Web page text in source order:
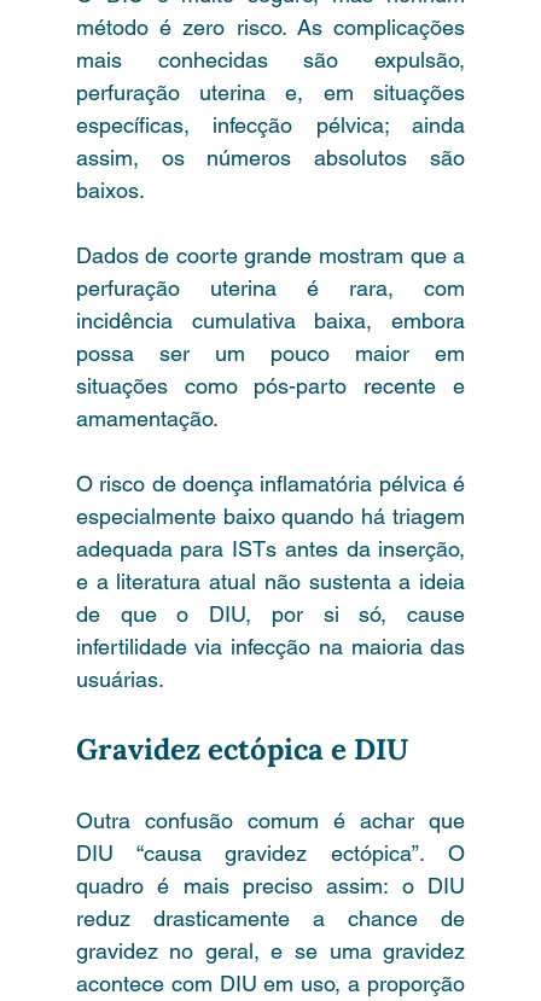
método é zero risco. As complicações
mais conhecidas são expulsão,
perfuração uterina e, em situações
específicas, infecção pélvica; ainda
assim, os números absolutos são
baixos.
Dados de coorte grande mostram que a
perfuração uterina é rara, com
incidência cumulativa baixa, embora
possa ser um pouco maior em
situações como pós-parto recente e
amamentação.
O risco de doença inflamatória pélvica é
especialmente baixo quando há triagem
adequada para ISTs antes da inserção,
e a literatura atual não sustenta a ideia
de que o DIU, por si só, cause
infertilidade via infecção na maioria das
usuárias.
Gravidez ectópica e DIU
Outra confusão comum é achar que
DIU “causa gravidez ectópica”. O
quadro é mais preciso assim: o DIU
reduz drasticamente a chance de
gravidez no geral, e se uma gravidez
acontece com DIU em uso, a proporção